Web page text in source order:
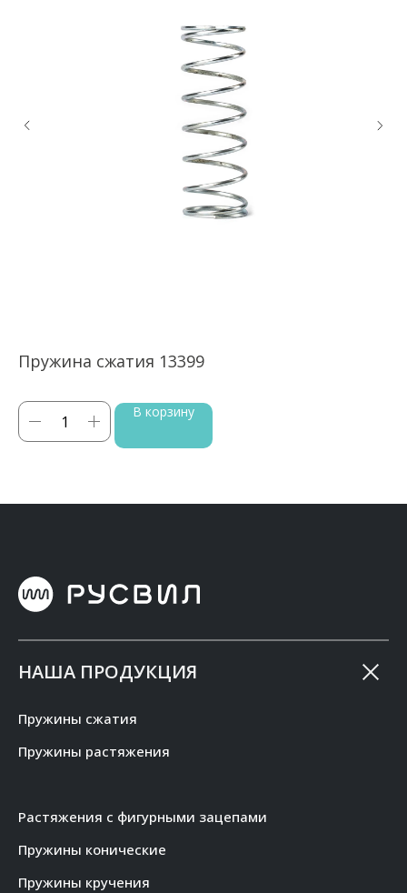
Пружина сжатия 13399
В корзину
НАША ПРОДУКЦИЯ
Пружины сжатия
Пружины растяжения
Растяжения с фигурными зацепами
Пружины конические
Пружины кручения